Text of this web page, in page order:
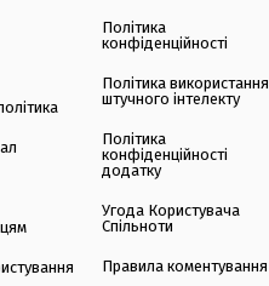
Політика
конфіденційності
Політика використання
штучного інтелекту
Політика
конфіденційності
додатку
Угода Користувача
Спільноти
Правила коментування